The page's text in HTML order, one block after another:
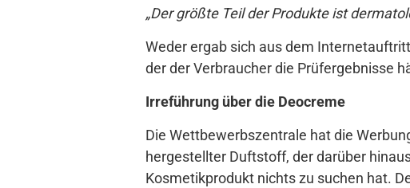
„Der größte Teil der Produkte ist
Weder ergab sich aus dem
der der Verbraucher die Prüfergebnisse
Irreführung über die Deocreme
Die Wettbewerbszentrale hat die
hergestellter Duftstoff, der darüber
Kosmetikprodukt nichts zu suchen hat.